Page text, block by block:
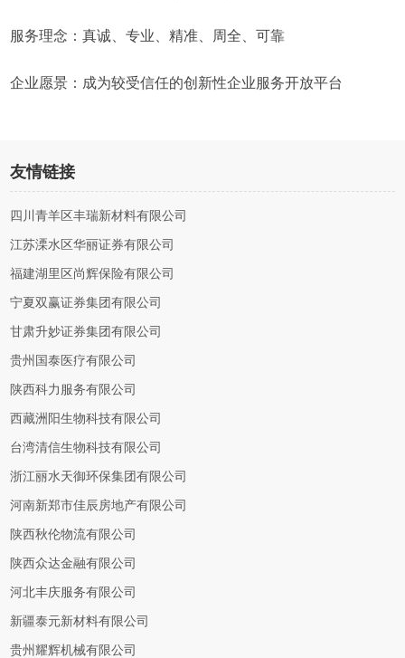
服务理念：真诚、专业、精准、周全、可靠
企业愿景：成为较受信任的创新性企业服务开放平台
友情链接
四川青羊区丰瑞新材料有限公司
江苏溧水区华丽证券有限公司
福建湖里区尚辉保险有限公司
宁夏双赢证券集团有限公司
甘肃升妙证券集团有限公司
贵州国泰医疗有限公司
陕西科力服务有限公司
西藏洲阳生物科技有限公司
台湾清信生物科技有限公司
浙江丽水天御环保集团有限公司
河南新郑市佳辰房地产有限公司
陕西秋伦物流有限公司
陕西众达金融有限公司
河北丰庆服务有限公司
新疆泰元新材料有限公司
贵州耀辉机械有限公司